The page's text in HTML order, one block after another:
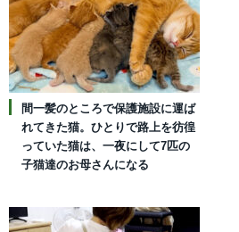
間一髪のところで保護施設に運ば
れてきた猫。ひとりで路上を彷徨
っていた猫は、一夜にして7匹の
子猫達のお母さんになる